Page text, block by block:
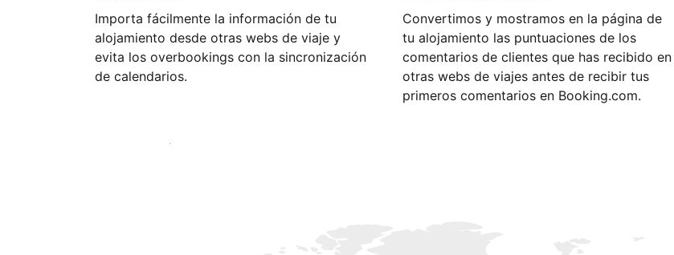
Importa fácilmente la información de tu
alojamiento desde otras webs de viaje y
evita los overbookings con la sincronización
de calendarios.
Convertimos y mostramos en la página de
tu alojamiento las puntuaciones de los
comentarios de clientes que has recibido en
otras webs de viajes antes de recibir tus
primeros comentarios en Booking.com.
Empieza hoy mismo